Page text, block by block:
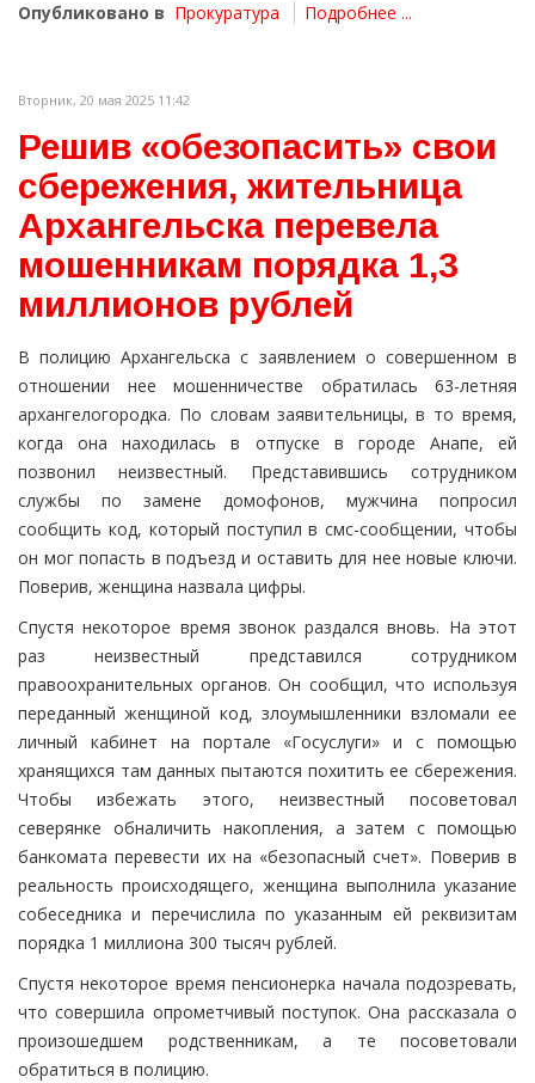
Опубликовано в Прокуратура Подробнее ...
Вторник, 20 мая 2025 11:42
Решив «обезопасить» свои
сбережения, жительница
Архангельска перевела
мошенникам порядка 1,3
миллионов рублей
В полицию Архангельска с заявлением о совершенном в
отношении нее мошенничестве обратилась 63-летняя
архангелогородка. По словам заявительницы, в то время,
когда она находилась в отпуске в городе Анапе, ей
позвонил неизвестный. Представившись сотрудником
службы по замене домофонов, мужчина попросил
сообщить код, который поступил в смс-сообщении, чтобы
он мог попасть в подъезд и оставить для нее новые ключи.
Поверив, женщина назвала цифры.
Спустя некоторое время звонок раздался вновь. На этот
раз неизвестный представился сотрудником
правоохранительных органов. Он сообщил, что используя
переданный женщиной код, злоумышленники взломали ее
личный кабинет на портале «Госуслуги» и с помощью
хранящихся там данных пытаются похитить ее сбережения.
Чтобы избежать этого, неизвестный посоветовал
северянке обналичить накопления, а затем с помощью
банкомата перевести их на «безопасный счет». Поверив в
реальность происходящего, женщина выполнила указание
собеседника и перечислила по указанным ей реквизитам
порядка 1 миллиона 300 тысяч рублей.
Спустя некоторое время пенсионерка начала подозревать,
что совершила опрометчивый поступок. Она рассказала о
произошедшем родственникам, а те посоветовали
обратиться в полицию.